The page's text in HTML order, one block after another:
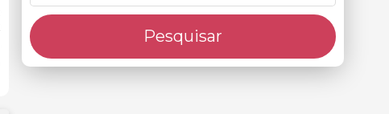
Pesquisar